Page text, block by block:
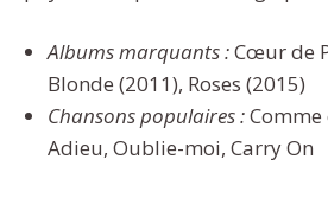
Albums marquants :Cœur de
Blonde (2011), Roses (2015)
Chansons populaires :Comme
Adieu, Oublie-moi, Carry On